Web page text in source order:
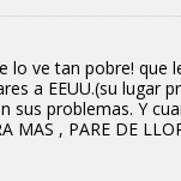
lo ve tan pobre!
a EEUU.(su lugar
sus problemas. Y
MAS , PARE DE